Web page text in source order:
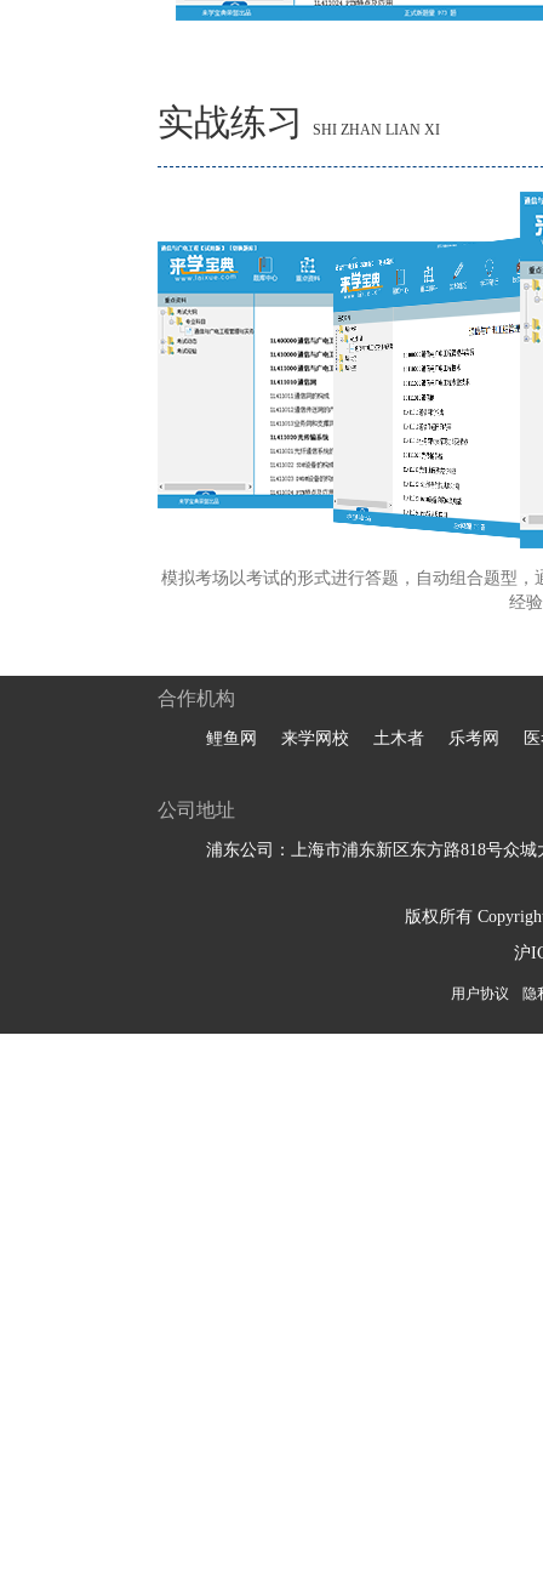
实战练习 SHI ZHAN LIAN XI
模拟考场以考试的形式进行答题，自动组合题型
经
合作机构
鲤鱼网 来学网校 土木者 乐考网
公司地址
浦东公司：上海市浦东新区东方路818号众城
版权所有
沪
用户协议 隐